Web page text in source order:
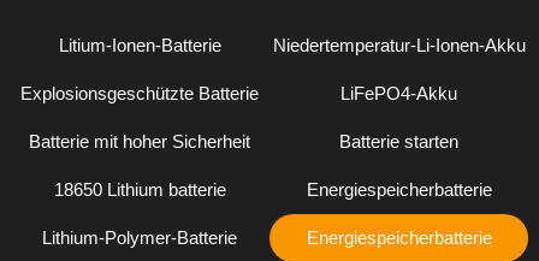
Litium-Ionen-Batterie Niedertemperatur-Li-Ionen-Akku
Explosionsgeschützte Batterie LiFePO4-Akku
Batterie mit hoher Sicherheit Batterie starten
18650 Lithium batterie Energiespeicherbatterie
Lithium-Polymer-Batterie Energiespeicherbatterie